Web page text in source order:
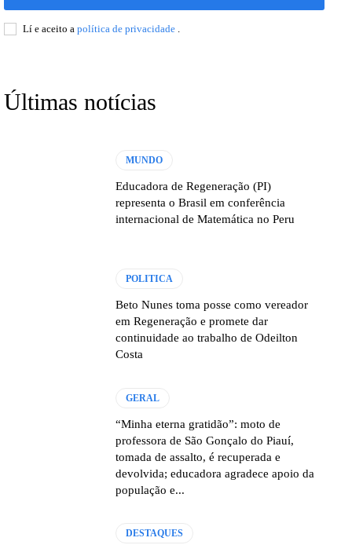
Lí e aceito a política de privacidade .
Últimas notícias
MUNDO
Educadora de Regeneração (PI)
representa o Brasil em conferência
internacional de Matemática no Peru
POLITICA
Beto Nunes toma posse como vereador
em Regeneração e promete dar
continuidade ao trabalho de Odeilton
Costa
GERAL
“Minha eterna gratidão”: moto de
professora de São Gonçalo do Piauí,
tomada de assalto, é recuperada e
devolvida; educadora agradece apoio da
população e...
DESTAQUES